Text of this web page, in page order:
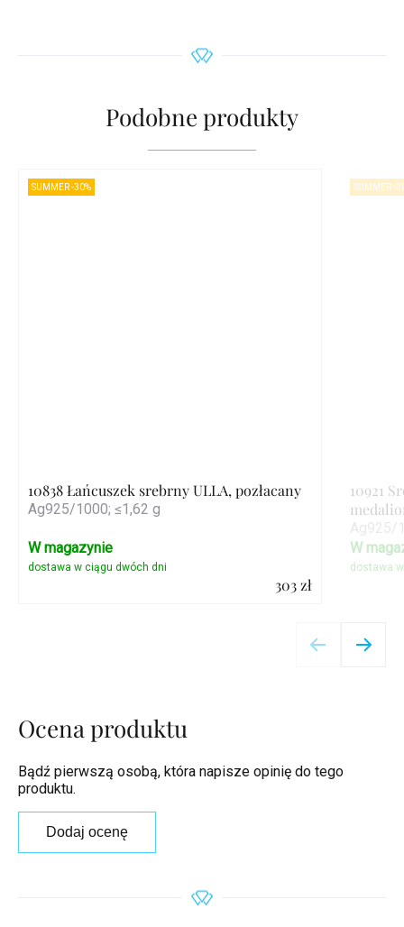
Podobne produkty
SUMMER -30%
10838 Łańcuszek srebrny ULLA, pozłacany
Ag925/1000; ≤1,62 g
303 zł
W magazynie
SUMMER -
10921
W
Ocena produktu
Bądź pierwszą osobą, która napisze opinię do tego
produktu.
Dodaj ocenę